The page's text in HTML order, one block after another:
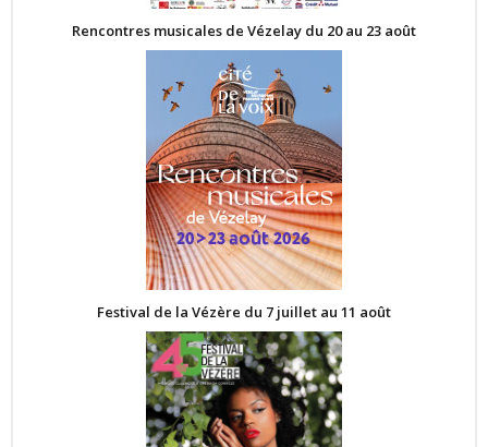
Rencontres musicales de Vézelay du 20 au 23 août
Festival de la Vézère du 7 juillet au 11 août